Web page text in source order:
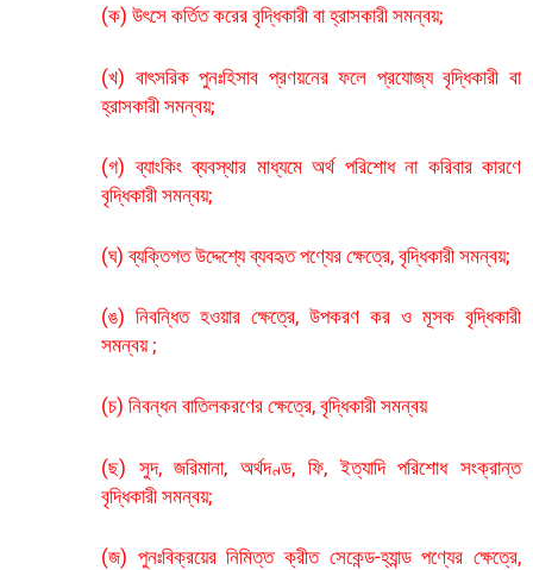
(ক) উৎসে কর্তিত করের বৃদ্ধিকারী বা হ্রাসকারী সমন্বয়;
(খ) বাৎসরিক পুনঃহিসাব প্রণয়নের ফলে প্রযোজ্য বৃদ্ধিকারী বা
হ্রাসকারী সমন্বয়;
(গ) ব্যাংকিং ব্যবস্থার মাধ্যমে অর্থ পরিশোধ না করিবার কারণে
বৃদ্ধিকারী সমন্বয়;
(ঘ) ব্যক্তিগত উদ্দেশ্যে ব্যবহৃত পণ্যের ক্ষেত্রে, বৃদ্ধিকারী সমন্বয়;
(ঙ) নিবন্ধিত হওয়ার ক্ষেত্রে, উপকরণ কর ও মূসক বৃদ্ধিকারী
সমন্বয় ;
(চ) নিবন্ধন বাতিলকরণের ক্ষেত্রে, বৃদ্ধিকারী সমন্বয়
(ছ) সুদ, জরিমানা, অর্থদণ্ড, ফি, ইত্যাদি পরিশোধ সংক্রান্ত
বৃদ্ধিকারী সমন্বয়;
(জ) পুনঃবিক্রয়ের নিমিত্ত ক্রীত সেকেন্ড-হ্যান্ড পণ্যের ক্ষেত্রে,